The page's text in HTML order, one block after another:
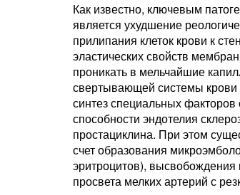
Как известно, ключевым
является ухудшение
прилипания клеток крови к
эластических свойств
проникать в мельчайшие
свертывающей системы крови
синтез специальных
способности эндотелия
простациклина. При этом
счет образования
эритроцитов),
просвета мелких артерий с